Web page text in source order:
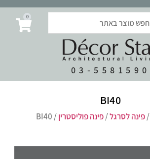
03-5581590
0
BI40
/פינה לסרגל/פינה פוליסטרין/ BI40